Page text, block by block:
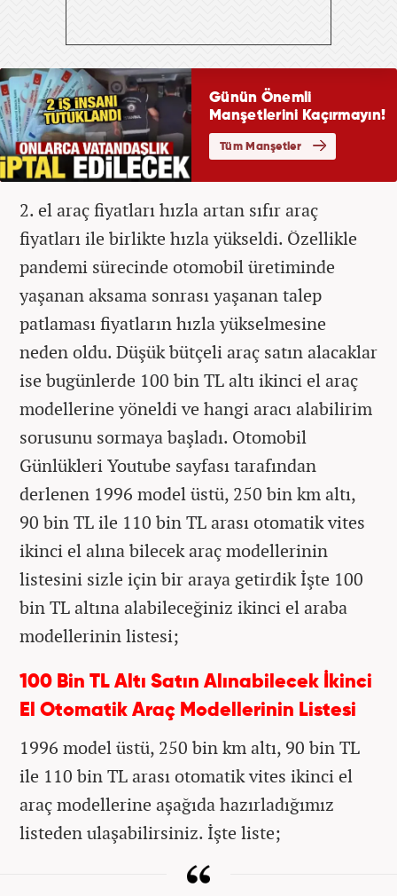
2. el araç fiyatları hızla artan sıfır araç
fiyatları ile birlikte hızla yükseldi. Özellikle
pandemi sürecinde otomobil üretiminde
yaşanan aksama sonrası yaşanan talep
patlaması fiyatların hızla yükselmesine
neden oldu. Düşük bütçeli araç satın alacaklar
ise bugünlerde 100 bin TL altı ikinci el araç
modellerine yöneldi ve hangi aracı alabilirim
sorusunu sormaya başladı. Otomobil
Günlükleri Youtube sayfası tarafından
derlenen 1996 model üstü, 250 bin km altı,
90 bin TL ile 110 bin TL arası otomatik vites
ikinci el alına bilecek araç modellerinin
listesini sizle için bir araya getirdik İşte 100
bin TL altına alabileceğiniz ikinci el araba
modellerinin listesi;
100 Bin TL Altı Satın Alınabilecek İkinci
El Otomatik Araç Modellerinin Listesi
1996 model üstü, 250 bin km altı, 90 bin TL
ile 110 bin TL arası otomatik vites ikinci el
araç modellerine aşağıda hazırladığımız
listeden ulaşabilirsiniz. İşte liste;